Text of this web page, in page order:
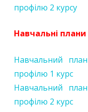
профілю 2 курсу
Навчальні плани
Навчальний
профілю 1 курс
Навчальний
профілю 2 курс